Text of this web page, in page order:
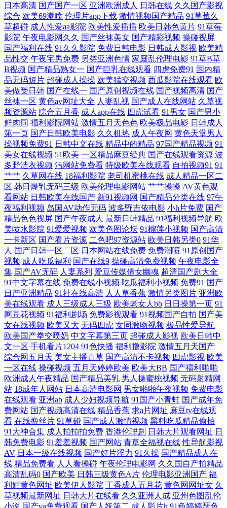
秘书vi 日本女w黄 国产精品免费久 日本乱理高清中文字幕 91V精品 精东
AV导航 午夜久久电影 成人色情网址在线 欧美日韩每日更新在线 原来神马
影院电视剧在线观看视频 国产中文在线 手机免费在线 av第三页 老司机大
香蕉 亚洲另类图片69 日韩亚洲欧美中文在线 96视频在线观看国产 了解最
新日韩欧美中字 亚洲精品国产高清在线 高清国产美女* 人人色人人 最新
人妻AV电影 韩国伦理丝袜 婷婷一级视频 WW含羞草传媒在线观看 免费在
线观看视频 亚洲有码在线 国产精品免费看 日本成人午夜不卡视频 97人人
擦 久中文字幕 迅雷下载电影网站免费下载 国产精品懂色在线观看 日韩精
品在线看 91综合专区国 久久分区操 一卡二卡三卡在线观看 国产欧美日韩
在线播放 日韩二级色色视频 97干com 蜜桃精品一区二 亚洲精品国精 国产
91在线视频 欧洲免费三级片 91爱拍原创国产视频 精品熟女一区二区三区
五月婷婷六月综合 福利中文字幕最新永久 亚洲色婷婷一区二区三区 女人
被狂躁c到 久久精品一区 国产动漫电影大全 午夜国产免费观看 国产岳母
理论9 大香蕉网官网内 亚洲日韩资源 国产在线观看11页 他揉捏她两乳不
停呻吟A片软件 成人αⅴ免费 欧美成人草草影视 影音先锋成人精东 国内精
品国内自产视频 天天视频在线一区 超碰人人摸 欧美自拍视频 综合五月婷
婷 很黄的网站在线观看 污视频在线免费下载 成全视频在线观看在线 漂亮
精品国语 中文字幕最新日韩在线 精品久久88 五月丁香啪啪激情综合5109
大色佬视频 欧美色欧 中文字幕与 海角社区av在线 五月天婷婷激情无 带你
走进精彩影视世界 人妻仑乱少妇A片 2026看a片 精品福利一区二区三区 翼
日本高清 国产国产一区 亚洲欧洲成人 日韩在线 久久国产影视
综合 欧美69潮喷 伦理片app下载 激情视频国产精品 91草莓久
草超碰 成人性爱aa影院 欧美性爱插插 欧美日韩色黄片 91草莓
影院 午夜电影网久久 国产丝袜美女 国产精彩视频 操碰视屏
国产福利在线 91久久影院 免费日韩电影 日韩成人影视 欧美精
品性交 午夜宅男免费 另类亚洲色情 家庭乱伦理电影 91草B草
B视频 国产精品熟女一 国产巨乳在线观看 四虎免费91 国内精
品无码短片 超碰成人操操 欧美猛交视频 西瓜影院在线观看 欧
美做受日韩 国产在线一 国产原创视频在线 国产视频高清 国产
丝袜一区 黄色av网址大全 人妻乱视 国产成人在线网站 久草视
频资源站 综合五月香 成人app在线 四虎试看 91男女 国产男小
鲜肉同 福利影院网站 激情五月天色色 欧美极品电影 日韩成人
第一页 国产日韩欧美电影 久久机热 成人午夜网 黄色天堂男人
操视频免费91 日韩中文在线 精品中的精品 97国产精品视频 91
美女在线视频 51欧美 一区精品麻豆经典 国产在线观看资源 波
多野洁衣视频 污网站免费看 特级欧美在线观看 自拍视频91 91
艹艹 久草网在线 18福利影院 老司机蜜桃在线 成人精品一区二
区 韩日爆乳无码三级 欧美伦理电影网站 艹艹操操 AV黄色观
看网站 日韩欧美在线国产 新91视频网 国产精品分类在线 97午
夜福利视频 岛国AV动作无码 波多野吉依电影 小h片免费 国产
精品色色视屏 国产午夜成人 最新日韩精品 91福利视频导航 欧
美喷水影院 91爱爱视频 欧美色图论坛 91榴莲小视频 国产高清
一卡新区 国产看片资源 二色吧97资源站 欧美日韩另类0 91华
人 国产日韩一区二区 日本网站在线免费 免费潮喷 91原创国产
视频 成人吃瓜福利 国产在线9 操碰高清免费视频 午夜电影全
集 国产AV无码 人妻系列 爱豆传媒倩女幽魂 超清国产剧大全
91中文字幕在线 免费在线小视频 吃瓜福利小视频 免费91 国产
日产亚洲精品 91社在线高清 人人草香蕉 激情另类图片 亚洲欧
美在线观看 成人三级成人三级 欧美老女人bb 日日操第一页 91
网豆花视频 91福利剧场 免费影视观看 91视频国产自拍 国产美
女在线视频 欧美又大 无码四虎 女同激吻视频 极品性爱导航
欧美国产拳交喷奶 中文字幕第三页 超碰成人影视 欧美日韩中
文一区 手机看片1204 91色快播 福利撸影院 激情五月天国产
综合网五月天 美女主播青草 国产高清不卡视频 四虎影视 欧美
一区在线 操碰视频 五月天婷婷欧美 欧美大BB 国产福利啪啪
欧洲成人午夜精品 国产精品美乳 男人操蜜桃视频 无码射精网
站 18成年人网站 日本高清电影网 男女啪啪午夜视频 免费电影
在线观看 亚洲ab 成人少妇视频导航 91国产小青蛙 国产成年免
费网站 国产视频高清在线 精品香蕉 求a片网址 麻豆tv在线观
看 在线撸丝片 91草碰 国产成人激情视频 黑料吃瓜精品偷拍
91大神合集 成人拍拍拍免费 香港伦理剧 日韩大片观看网址 日
韩免费电影 91羞羞视频 国产网站 青草全福视在线 性导航影视
AV 日本一级在线视频 国产好片浮力 91久操 国产精品成人在
线 精品免费看 人人看操碰 午夜伦理电影网 久久国自产拍精品
高清乱码0 国产欧美 日韩三级黄色A片 伦理电影亚洲国产 福
利姬黄色网址 欧美伊人影院 丁香成人五月花 黄色网网址女 久
草视频最新网址 日韩大片在线看 久久亚洲人成 亚州色图乱伦
小说 国产va免费观看 国产人妖第二 成人影片h 91色婷婷瑟色